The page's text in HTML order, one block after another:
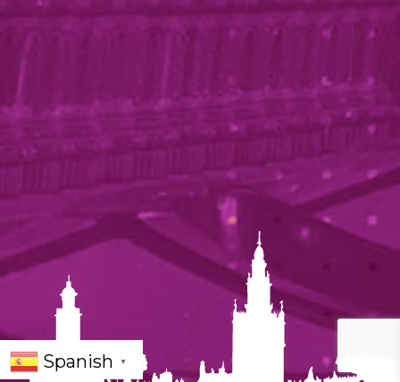
Spanish ▼